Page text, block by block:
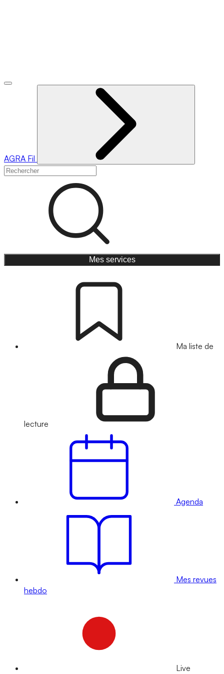
AGRA Fil
Mes services
Ma liste de
lecture
Agenda
Mes revues
hebdo
Live